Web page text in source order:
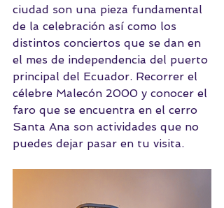
ciudad son una pieza fundamental
de la celebración así como los
distintos conciertos que se dan en
el mes de independencia del puerto
principal del Ecuador. Recorrer el
célebre Malecón 2000 y conocer el
faro que se encuentra en el cerro
Santa Ana son actividades que no
puedes dejar pasar en tu visita.